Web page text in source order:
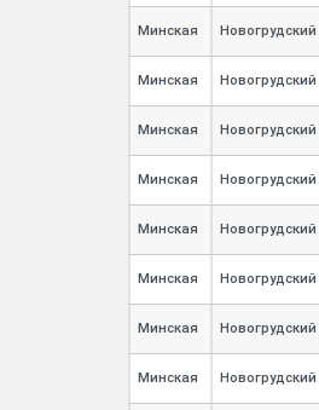
Минская Новогрудский
Минская Новогрудский
Минская Новогрудский
Минская Новогрудский
Минская Новогрудский
Минская Новогрудский
Минская Новогрудский
Минская Новогрудский